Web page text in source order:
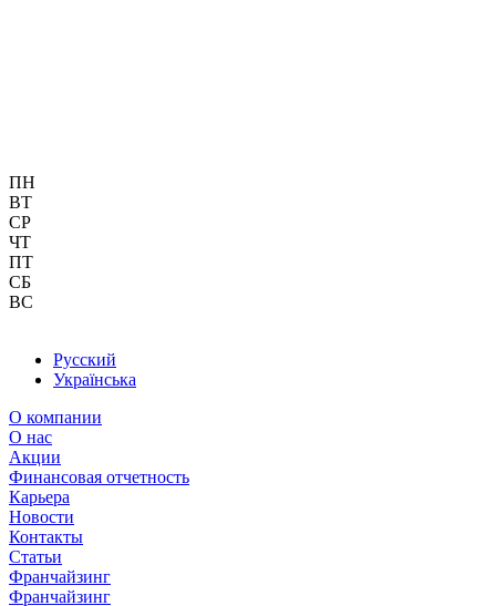
ПН
ВТ
СР
ЧТ
ПТ
СБ
ВС
Русский
Українська
О компании
О нас
Акции
Финансовая отчетность
Карьера
Новости
Контакты
Статьи
Франчайзинг
Франчайзинг